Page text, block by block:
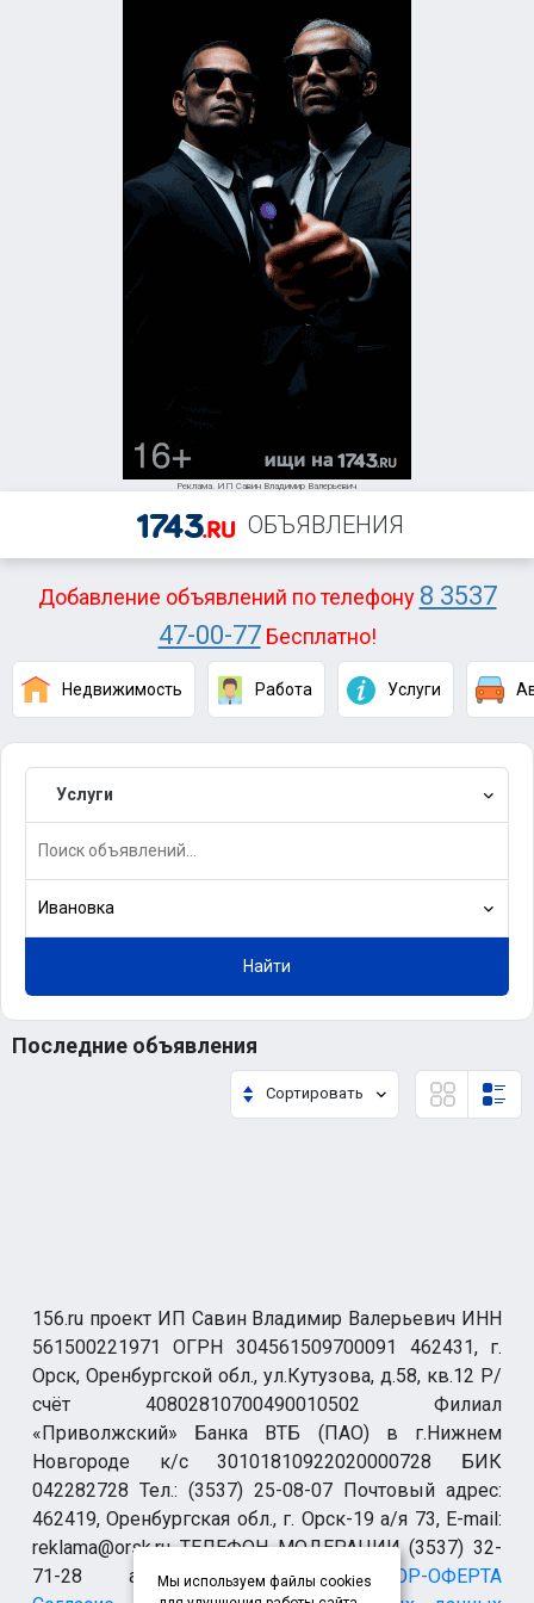
Реклама. ИП Савин Владимир Валерьевич
ОБЪЯВЛЕНИЯ
Добавление объявлений по телефону 8 3537
47-00-77Бесплатно!
Недвижимость Работа Услуги
Услуги
Ивановка
Найти
Последние объявления
Сортировать
156.ru проект ИП Савин Владимир Валерьевич ИНН
561500221971 ОГРН 304561509700091 462431, г.
Орск, Оренбургской обл., ул.Кутузова, д.58, кв.12 Р/
счёт 40802810700490010502 Филиал
«Приволжский» Банка ВТБ (ПАО) в г.Нижнем
Новгороде к/с 30101810922020000728 БИК
042282728 Тел.: (3537) 25-08-07 Почтовый адрес:
462419, Оренбургская обл., г. Орск-19 а/я 73, E-mail:
reklama@orsk.ru ТЕЛЕФОН МОДЕРАЦИИ (3537) 32-
71-28 allsupport@orsk.ruДОГОВОР-ОФЕРТА
Мы используем файлы cookies